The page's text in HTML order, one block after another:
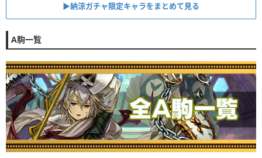
▶︎納涼ガチャ限定キャラをまとめて見る
A駒一覧